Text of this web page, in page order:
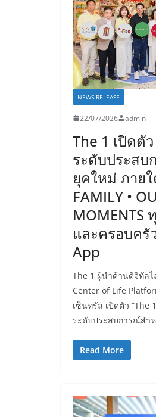
NEWS RELEASE
22/07/2026 admin
The 1 เปิดตั
ระดับประสบ
ยุคใหม่ ภาย
FAMILY •
และครอบครั
App
The 1 ผู้นำด้านดิจิทัล
Center of Life
เซ็นทรัล เปิดตัว “The
ระดับประสบการณ์สำ
Read More